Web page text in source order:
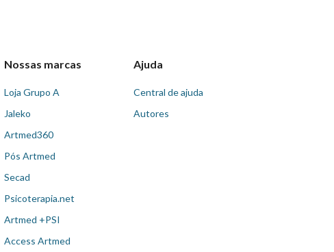
Nossas marcas
Loja Grupo A
Jaleko
Artmed360
Pós Artmed
Secad
Psicoterapia.net
Artmed +PSI
Access Artmed
Ajuda
Central de ajuda
Autores